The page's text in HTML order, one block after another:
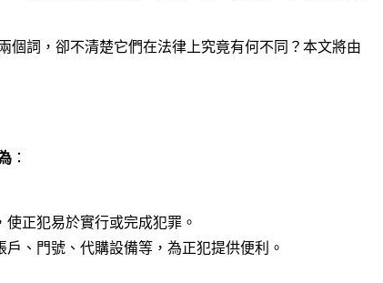
個詞，卻不清楚它們在法律上究竟有何不同？本文將由
：
正犯易於實行或完成犯罪。
、門號、代購設備等，為正犯提供便利。